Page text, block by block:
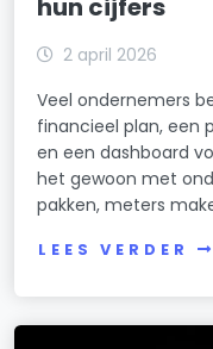
hun cijfers
2 april 2026
Veel ondernemers
financieel plan, een
en een dashboard
het gewoon met
pakken, meters
LEES VERDER